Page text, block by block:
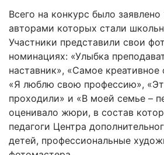
Всего на конкурс было заявлено
авторами которых стали
Участники представили свои
номинациях: «Улыбка
наставник», «Самое креативное
«Я люблю свою профессию»,
проходили» и «В моей семье –
оценивало жюри, в состав
педагоги Центра
детей, профессиональные